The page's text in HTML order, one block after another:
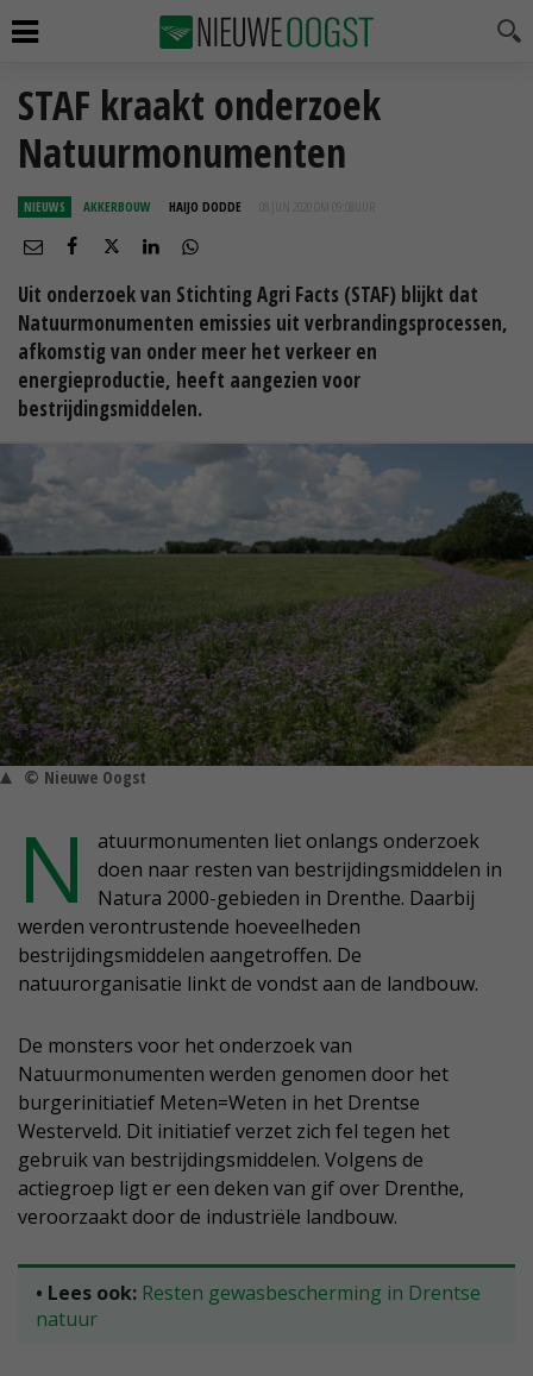
STAF kraakt onderzoek
Natuurmonumenten
NIEUWS AKKERBOUW HAIJO DODDE 08 JUN 2020 OM 09:08
Uit onderzoek van Stichting Agri Facts (STAF) blijkt dat
Natuurmonumenten emissies uit verbrandingsprocessen,
afkomstig van onder meer het verkeer en
energieproductie, heeft aangezien voor
bestrijdingsmiddelen.
© Nieuwe Oogst
N
atuurmonumenten liet onlangs onderzoek
doen naar resten van bestrijdingsmiddelen in
Natura 2000-gebieden in Drenthe. Daarbij
werden verontrustende hoeveelheden
bestrijdingsmiddelen aangetroffen. De
natuurorganisatie linkt de vondst aan de landbouw.
De monsters voor het onderzoek van
Natuurmonumenten werden genomen door het
burgerinitiatief Meten=Weten in het Drentse
Westerveld. Dit initiatief verzet zich fel tegen het
gebruik van bestrijdingsmiddelen. Volgens de
actiegroep ligt er een deken van gif over Drenthe,
veroorzaakt door de industriële landbouw.
• Lees ook: Resten gewasbescherming in Drentse
natuur